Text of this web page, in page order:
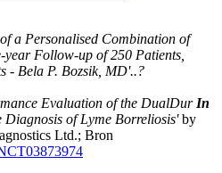
a Personalised Combination of
Follow-up of 250 Patients,
- Bela P. Bozsik, MD'..?
Evaluation of the DualDur In
Diagnosis of Lyme Borreliosis'by
Ltd.; Bron